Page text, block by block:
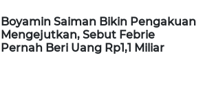
Boyamin Saiman Bikin Pengakuan
Mengejutkan, Sebut Febrie
Pernah Beri Uang Rp1,1 Miliar